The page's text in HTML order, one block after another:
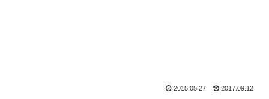
2015.05.27 2017.09.12